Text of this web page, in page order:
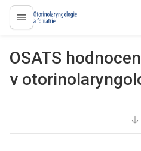
proLékaře.cz
OSATS
v